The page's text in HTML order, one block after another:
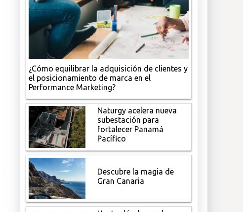
¿Cómo equilibrar la adquisición de clientes y
el posicionamiento de marca en el
Performance Marketing?
Naturgy acelera nueva
subestación para
fortalecer Panamá
Pacífico
Descubre la magia de
Gran Canaria